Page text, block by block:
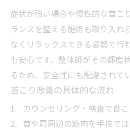
症状が強い場合や慢性的な首こ
ランスを整える施術も取り入れ
なくリラックスできる姿勢で行
も安心です。整体師がその都度
るため、安全性にも配慮されて
首こり改善の具体的な流れ
カウンセリング・検査で首
首や肩周辺の筋肉を手技で